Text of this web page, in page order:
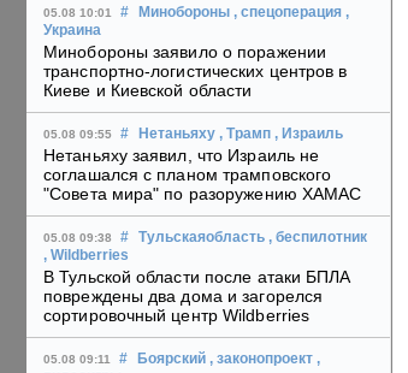
05.08 10:01 # Минобороны , спецоперация ,
Украина
Минобороны заявило о поражении
транспортно-логистических центров в
Киеве и Киевской области
05.08 09:55 # Нетаньяху , Трамп , Израиль
Нетаньяху заявил, что Израиль не
соглашался с планом трамповского
"Совета мира" по разоружению ХАМАС
05.08 09:38 # Тульскаяобласть , беспилотник
, Wildberries
В Тульской области после атаки БПЛА
повреждены два дома и загорелся
сортировочный центр Wildberries
05.08 09:11 # Боярский , законопроект ,